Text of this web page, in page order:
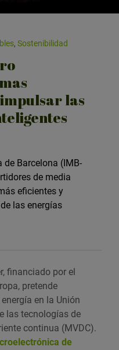
, Sostenibilidad
las
de Barcelona (IMB-
de media
eficientes y
las energías
financiado por el
pretende
en la Unión
las tecnologías de
continua (MVDC).
de